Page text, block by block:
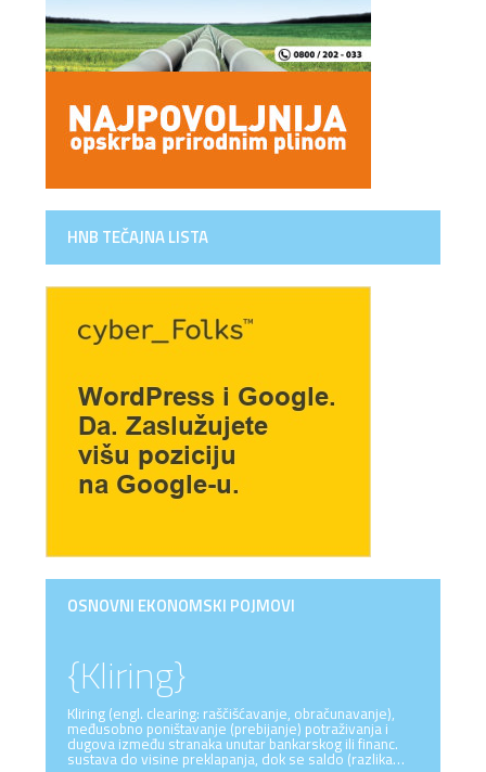
HNB TEČAJNA LISTA
OSNOVNI EKONOMSKI POJMOVI
{Kliring}
Kliring (engl. clearing: raščišćavanje, obračunavanje),
međusobno poništavanje (prebijanje) potraživanja i
dugova između stranaka unutar bankarskog ili financ.
sustava do visine preklapanja, dok se saldo (razlika…